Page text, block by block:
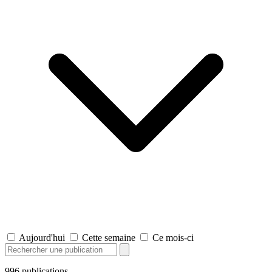
Aujourd'hui Cette semaine Ce mois-ci